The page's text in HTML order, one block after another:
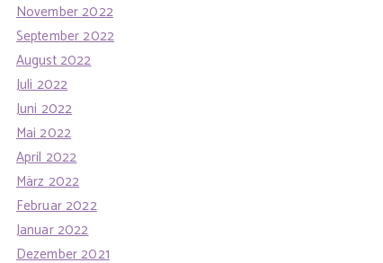
November 2022
September 2022
August 2022
Juli 2022
Juni 2022
Mai 2022
April 2022
März 2022
Februar 2022
Januar 2022
Dezember 2021